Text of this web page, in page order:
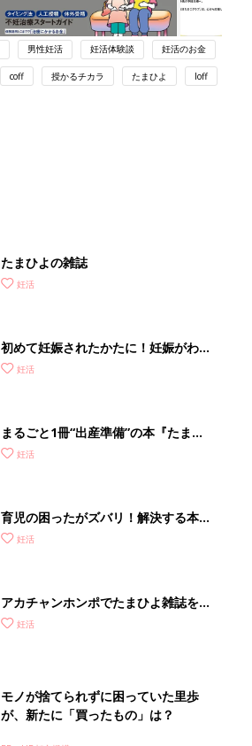
男性妊活 妊活体験談 妊活のお金
coff 授かるチカラ たまひよ loff
たまひよの雑誌
妊活
初めて妊娠されたかたに！妊娠がわか
ったら最初に読む本『初めてのたまご
妊活
まるごと1冊“出産準備”の本『たまご
クラブ 夏号』〈スペシャル大特集〉
妊活
育児の困ったがズバリ！解決する本
『ひよこクラブ 秋号』 4カ月～2才
妊活
アカチャンホンポでたまひよ雑誌を買
うとポイント10倍【期間限定】
妊活
モノが捨てられずに困っていた里歩
が、新たに「買ったもの」は？